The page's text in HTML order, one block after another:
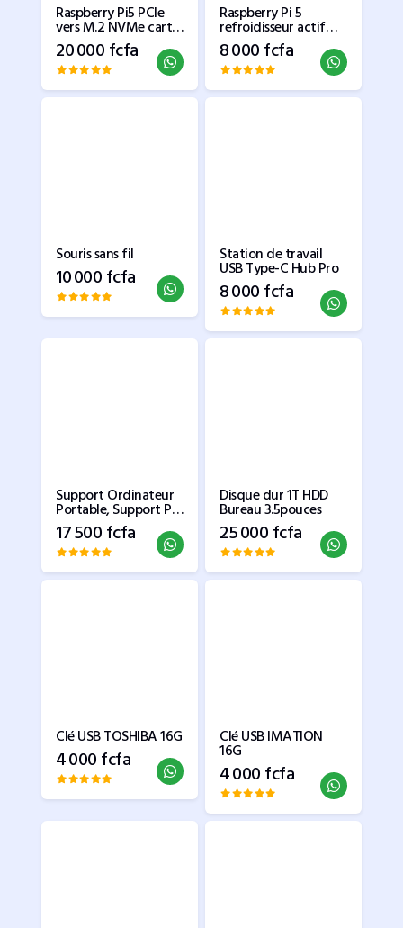
Raspberry Pi5 PCIe
vers M.2 NVMe carte
adaptateur double
SSD HAT Pi5 Double
2280 (prise en charge
du SSD NVME
20 000 fcfa
Raspberry Pi 5
refroidisseur actif
ventilateur officiel
dissipateur
thermique avec
ventilateur de
refroidissement à
8 000 fcfa
Souris sans fil
10 000 fcfa
Station de travail
USB Type-C Hub Pro
8 000 fcfa
Support Ordinateur
Portable, Support PC
Portable Rotatif à
360°, Réglable en
Hauteur, Pliable
Laptop
17 500 fcfa
Disque dur 1T HDD
Bureau 3.5pouces
25 000 fcfa
Clé USB TOSHIBA 16G
4 000 fcfa
Clé USB IMATION
16G
4 000 fcfa